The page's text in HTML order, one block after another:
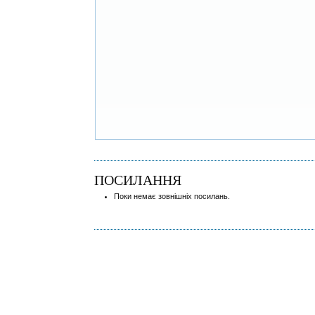
ПОСИЛАННЯ
Поки немає зовнішніх посилань.